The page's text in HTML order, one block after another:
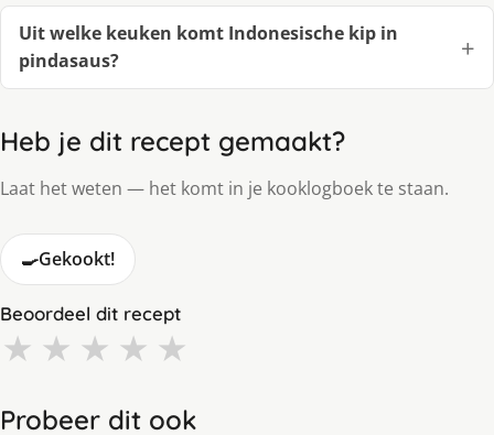
Uit welke keuken komt Indonesische kip in
pindasaus?
Heb je dit recept gemaakt?
Laat het weten — het komt in je kooklogboek te staan.
🍳Gekookt!
Beoordeel dit recept
★ ★ ★ ★ ★
Probeer dit ook